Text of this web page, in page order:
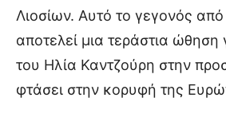
Λιοσίων. Αυτό το γεγονός
αποτελεί μια τεράστια ώθηση
του Ηλία Καντζούρη στην
φτάσει στην κορυφή της